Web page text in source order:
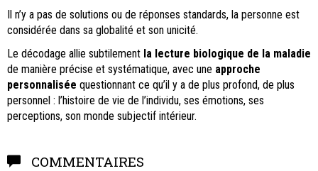
Il n’y a pas de solutions ou de réponses standards, la personne est
considérée dans sa globalité et son unicité.
Le décodage allie subtilement la lecture biologique de la maladie
de manière précise et systématique, avec une approche
personnalisée questionnant ce qu’il y a de plus profond, de plus
personnel : l’histoire de vie de l’individu, ses émotions, ses
perceptions, son monde subjectif intérieur.
COMMENTAIRES